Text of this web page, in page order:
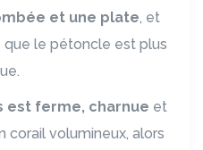
et une plate, et
que le pétoncle est plus
est ferme, charnue et
corail volumineux, alors